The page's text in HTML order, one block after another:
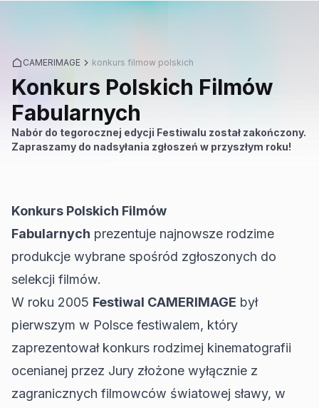
CAMERIMAGE konkurs filmow polskich
Konkurs Polskich Filmów
Fabularnych
Nabór do tegorocznej edycji Festiwalu został zakończony.
Zapraszamy do nadsyłania zgłoszeń w przyszłym roku!
Konkurs Polskich Filmów
Fabularnych prezentuje najnowsze rodzime
produkcje wybrane spośród zgłoszonych do
selekcji filmów.
W roku 2005 Festiwal CAMERIMAGE był
pierwszym w Polsce festiwalem, który
zaprezentował konkurs rodzimej kinematografii
ocenianej przez Jury złożone wyłącznie z
zagranicznych filmowców światowej sławy, w